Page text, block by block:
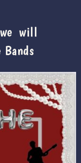
will